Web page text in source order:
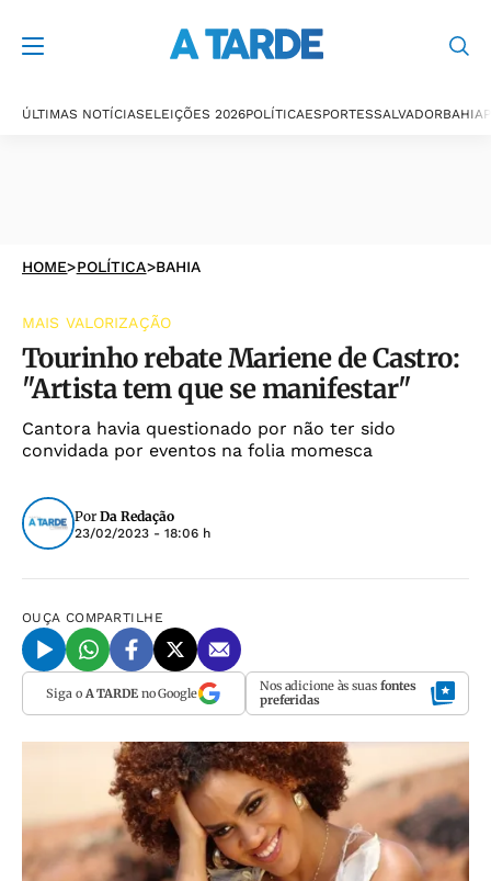
ÚLTIMAS NOTÍCIASELEIÇÕES 2026POLÍTICAESPORTESSALVADORBAHIA
HOME>POLÍTICA>BAHIA
MAIS VALORIZAÇÃO
Tourinho rebate Mariene de Castro:
"Artista tem que se manifestar"
Cantora havia questionado por não ter sido
convidada por eventos na folia momesca
Por Da Redação
23/02/2023 - 18:06 h
OUÇA COMPARTILHE
Siga o A TARDEno Google Nos adicione às suas fontes
preferidas